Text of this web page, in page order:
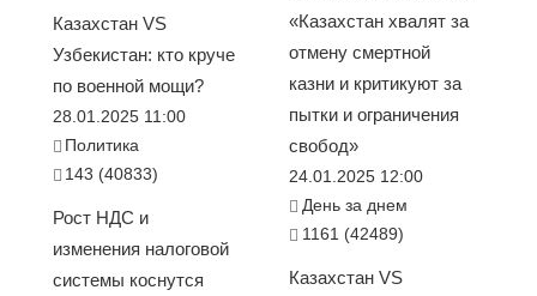
Казахстан VS
Узбекистан: кто круче
по военной мощи?
28.01.2025 11:00
Политика
143 (40833)
Рост НДС и
изменения налоговой
системы коснутся
«Казахстан хвалят за
отмену смертной
казни и критикуют за
пытки и ограничения
свобод»
24.01.2025 12:00
День за днем
1161 (42489)
Казахстан VS